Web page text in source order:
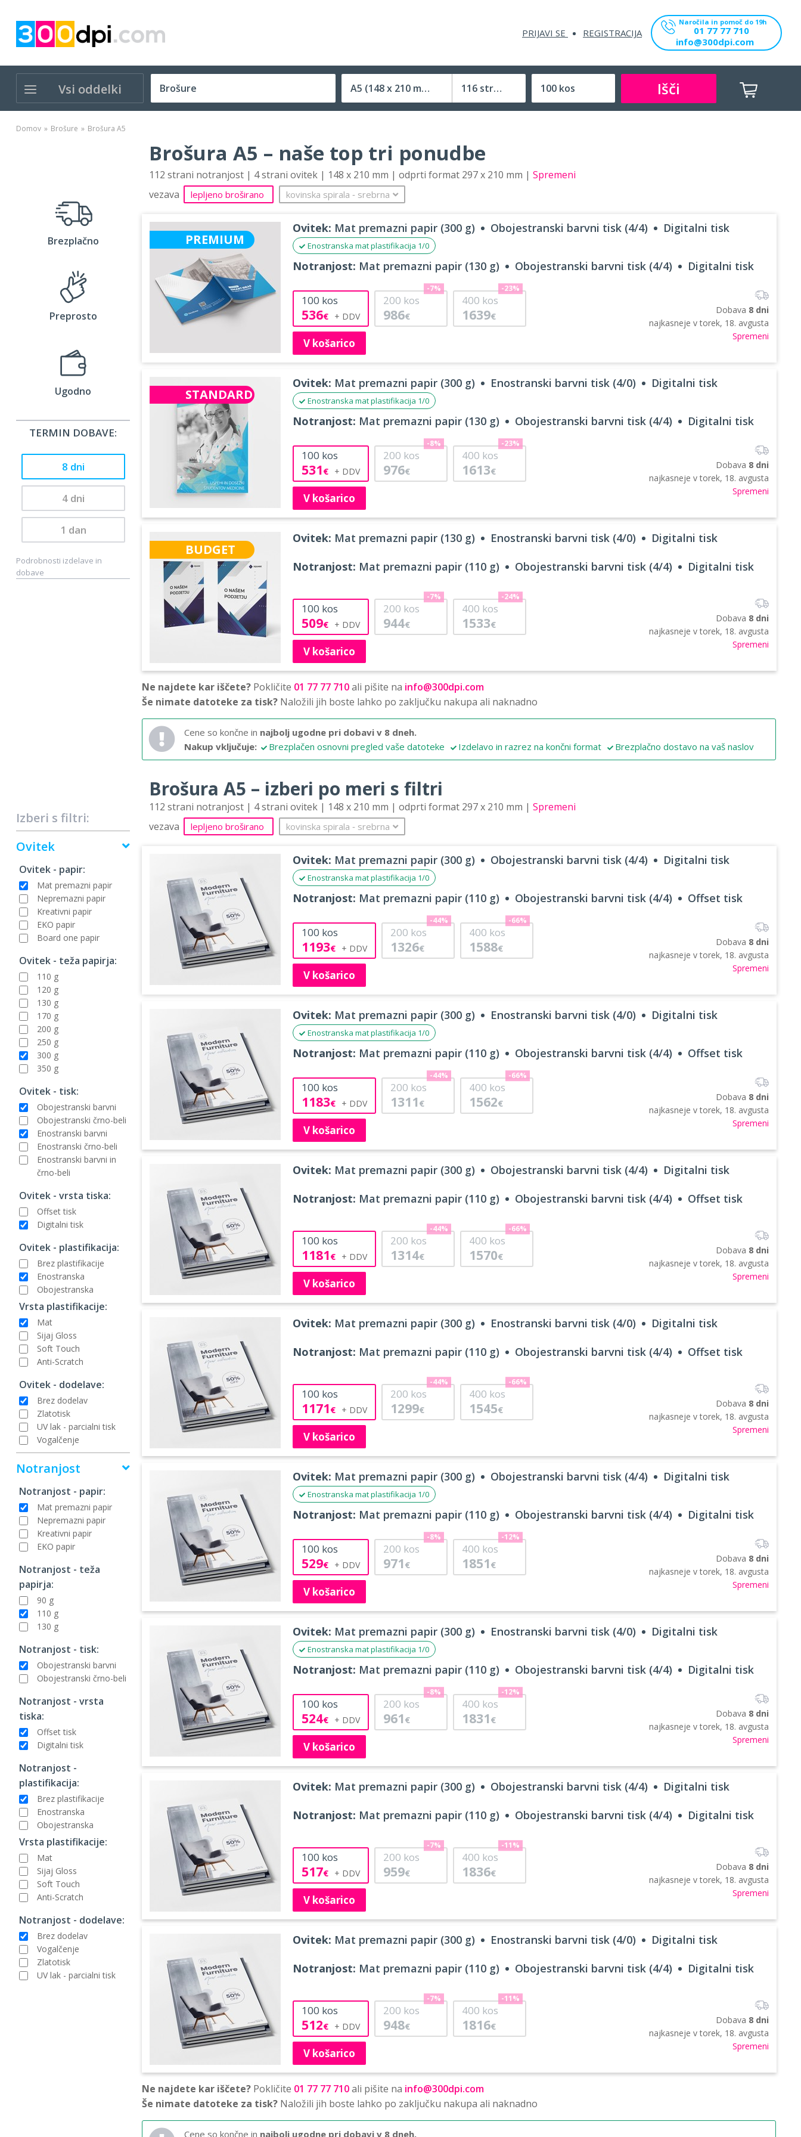
PRIJAVI SE REGISTRACIJA
Naročila in pomoč do 19h
01 77 77 710
info@300dpi.com
Vsi oddelki A5 (148 x 210 mm)
Velikost (zaprte) tiskovine
116 strani Išči
Domov Brošure Brošura A5
Brezplačno
Preprosto
Ugodno
TERMIN DOBAVE:
8 dni
4 dni
1 dan
Podrobnosti izdelave in
dobave
Izberi s filtri:
Ovitek
Ovitek - papir:
Mat premazni papir
Nepremazni papir
Kreativni papir
EKO papir
Board one papir
Ovitek - teža papirja:
110 g
120 g
130 g
170 g
200 g
250 g
300 g
350 g
Ovitek - tisk:
Obojestranski barvni
Obojestranski črno-beli
Enostranski barvni
Enostranski črno-beli
Enostranski barvni in
črno-beli
Ovitek - vrsta tiska:
Offset tisk
Digitalni tisk
Ovitek - plastifikacija:
Brez plastifikacije
Enostranska
Obojestranska
Vrsta plastifikacije:
Mat
Sijaj Gloss
Soft Touch
Anti-Scratch
Ovitek - dodelave:
Brez dodelav
Zlatotisk
UV lak - parcialni tisk
Vogalčenje
Notranjost
Notranjost - papir:
Mat premazni papir
Nepremazni papir
Kreativni papir
EKO papir
Notranjost - teža
papirja:
90 g
110 g
130 g
Notranjost - tisk:
Obojestranski barvni
Obojestranski črno-beli
Notranjost - vrsta
tiska:
Offset tisk
Digitalni tisk
Notranjost -
plastifikacija:
Brez plastifikacije
Enostranska
Obojestranska
Vrsta plastifikacije:
Mat
Sijaj Gloss
Soft Touch
Anti-Scratch
Notranjost - dodelave:
Brez dodelav
Vogalčenje
Zlatotisk
UV lak - parcialni tisk
Brošura A5 – naše top tri ponudbe
112 strani notranjost | 4 strani ovitek | 148 x 210 mm | odprti format 297 x 210 mm | Spremeni
vezava
lepljeno broširano kovinska spirala ‐ srebrna
PREMIUM
Ovitek: Mat premazni papir (300 g) Obojestranski barvni tisk (4/4) Digitalni tisk
Enostranska mat plastifikacija 1/0
Notranjost: Mat premazni papir (130 g) Obojestranski barvni tisk (4/4) Digitalni tisk
100 kos
536€
200 kos
986€
-7%
400 kos
1639€
-23%
V košarico
Dobava 8 dni
najkasneje vtorek, 18. avgusta
Spremeni
STANDARD
Ovitek: Mat premazni papir (300 g) Enostranski barvni tisk (4/0) Digitalni tisk
Enostranska mat plastifikacija 1/0
Notranjost: Mat premazni papir (130 g) Obojestranski barvni tisk (4/4) Digitalni tisk
100 kos
531€
200 kos
976€
-8%
400 kos
1613€
-23%
V košarico
Dobava 8 dni
najkasneje vtorek, 18. avgusta
Spremeni
BUDGET
Ovitek: Mat premazni papir (130 g) Enostranski barvni tisk (4/0) Digitalni tisk
Notranjost: Mat premazni papir (110 g) Obojestranski barvni tisk (4/4) Digitalni tisk
100 kos
509€
200 kos
944€
-7%
400 kos
1533€
-24%
V košarico
Dobava 8 dni
najkasneje vtorek, 18. avgusta
Spremeni
Ne najdete kar iščete? Pokličite 01 77 77 710ali pišite na info@300dpi.com
Še nimate datoteke za tisk? Naložili jih boste lahko po zaključku nakupa ali naknadno
Cene so končne in najbolj ugodne pri dobavi v 8 dneh.
Nakup vključuje:
Brezplačen osnovni pregled vaše datoteke Izdelavo in razrez na končni format Brezplačno dostavo na vaš naslov
Brošura A5 – izberi po meri s filtri
112 strani notranjost | 4 strani ovitek | 148 x 210 mm | odprti format 297 x 210 mm | Spremeni
vezava
lepljeno broširano kovinska spirala ‐ srebrna
Ovitek: Mat premazni papir (300 g) Obojestranski barvni tisk (4/4) Digitalni tisk
Enostranska mat plastifikacija 1/0
Notranjost: Mat premazni papir (110 g) Obojestranski barvni tisk (4/4) Offset tisk
100 kos
1193€
200 kos
1326€
-44%
400 kos
1588€
-66%
V košarico
Dobava 8 dni
najkasneje vtorek, 18. avgusta
Spremeni
Ovitek: Mat premazni papir (300 g) Enostranski barvni tisk (4/0) Digitalni tisk
Enostranska mat plastifikacija 1/0
Notranjost: Mat premazni papir (110 g) Obojestranski barvni tisk (4/4) Offset tisk
100 kos
1183€
200 kos
1311 €
-44%
400 kos
1562€
-66%
V košarico
Dobava 8 dni
najkasneje vtorek, 18. avgusta
Spremeni
Ovitek: Mat premazni papir (300 g) Obojestranski barvni tisk (4/4) Digitalni tisk
Notranjost: Mat premazni papir (110 g) Obojestranski barvni tisk (4/4) Offset tisk
100 kos
1181€
200 kos
1314€
-44%
400 kos
1570€
-66%
V košarico
Dobava 8 dni
najkasneje vtorek, 18. avgusta
Spremeni
Ovitek: Mat premazni papir (300 g) Enostranski barvni tisk (4/0) Digitalni tisk
Notranjost: Mat premazni papir (110 g) Obojestranski barvni tisk (4/4) Offset tisk
100 kos
1171€
200 kos
1299€
-44%
400 kos
1545€
-66%
V košarico
Dobava 8 dni
najkasneje vtorek, 18. avgusta
Spremeni
Ovitek: Mat premazni papir (300 g) Obojestranski barvni tisk (4/4) Digitalni tisk
Enostranska mat plastifikacija 1/0
Notranjost: Mat premazni papir (110 g) Obojestranski barvni tisk (4/4) Digitalni tisk
100 kos
529€
200 kos
971 €
-8%
400 kos
1851 €
-12%
V košarico
Dobava 8 dni
najkasneje vtorek, 18. avgusta
Spremeni
Ovitek: Mat premazni papir (300 g) Enostranski barvni tisk (4/0) Digitalni tisk
Enostranska mat plastifikacija 1/0
Notranjost: Mat premazni papir (110 g) Obojestranski barvni tisk (4/4) Digitalni tisk
100 kos
524€
200 kos
961 €
-8%
400 kos
1831 €
-12%
V košarico
Dobava 8 dni
najkasneje vtorek, 18. avgusta
Spremeni
Ovitek: Mat premazni papir (300 g) Obojestranski barvni tisk (4/4) Digitalni tisk
Notranjost: Mat premazni papir (110 g) Obojestranski barvni tisk (4/4) Digitalni tisk
100 kos
517€
200 kos
959€
-7%
400 kos
1836€
-11%
V košarico
Dobava 8 dni
najkasneje vtorek, 18. avgusta
Spremeni
Ovitek: Mat premazni papir (300 g) Enostranski barvni tisk (4/0) Digitalni tisk
Notranjost: Mat premazni papir (110 g) Obojestranski barvni tisk (4/4) Digitalni tisk
100 kos
512€
200 kos
948€
-7%
400 kos
1816€
-11%
V košarico
Dobava 8 dni
najkasneje vtorek, 18. avgusta
Spremeni
Ne najdete kar iščete? Pokličite 01 77 77 710ali pišite na info@300dpi.com
Še nimate datoteke za tisk? Naložili jih boste lahko po zaključku nakupa ali naknadno
Cene so končne in najbolj ugodne pri dobavi v 8 dneh.